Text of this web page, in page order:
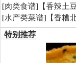
[肉类食谱] 【香辣土
[水产类菜谱] 【香糟
特别推荐